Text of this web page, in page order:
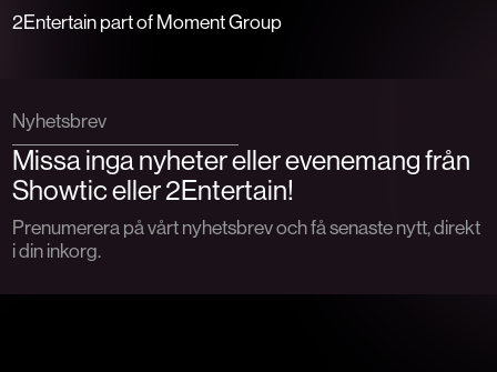
2Entertain part of Moment Group
Nyhetsbrev
Missa inga nyheter eller evenemang från
Showtic eller 2Entertain!
Prenumerera på vårt nyhetsbrev och få senaste nytt, direkt
i din inkorg.